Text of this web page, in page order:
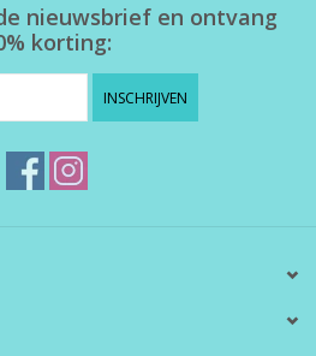
nieuwsbrief en ontvang
korting:
INSCHRIJVEN